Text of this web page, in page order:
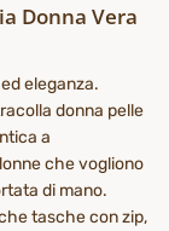
Donna Vera
eleganza.
donna pelle
a
che vogliono
di mano.
tasche con zip,